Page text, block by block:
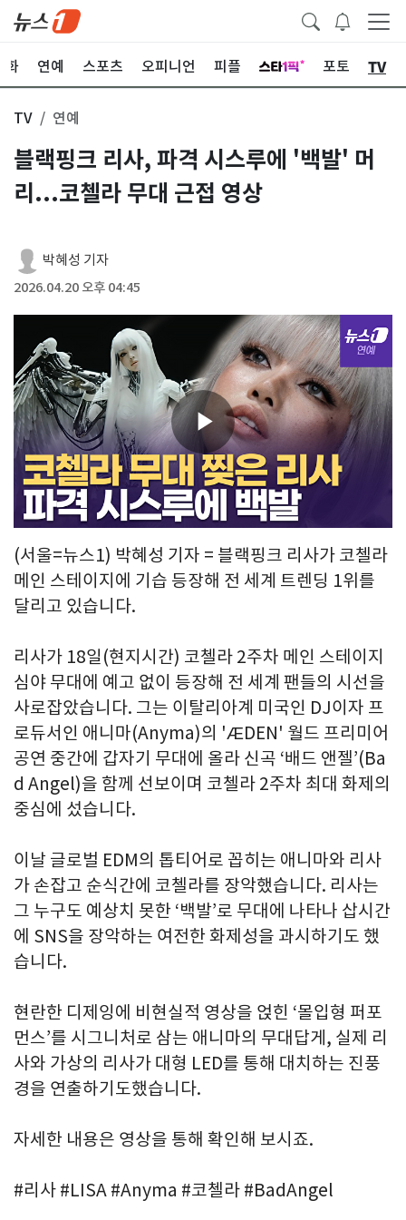
화 연예 스포츠 오피니언 피플 포토 TV
TV 연예
블랙핑크 리사, 파격 시스루에 '백발' 머
리...코첼라 무대 근접 영상
박혜성 기자
2026.04.20 오후 04:45
Play
Video
(서울=뉴스1) 박혜성 기자 = 블랙핑크 리사가 코첼라
메인 스테이지에 기습 등장해 전 세계 트렌딩 1위를
달리고 있습니다.
리사가 18일(현지시간) 코첼라 2주차 메인 스테이지
심야 무대에 예고 없이 등장해 전 세계 팬들의 시선을
사로잡았습니다. 그는 이탈리아계 미국인 DJ이자 프
로듀서인 애니마(Anyma)의 'ÆDEN' 월드 프리미어
공연 중간에 갑자기 무대에 올라 신곡 ‘배드 앤젤’(Ba
d Angel)을 함께 선보이며 코첼라 2주차 최대 화제의
중심에 섰습니다.
이날 글로벌 EDM의 톱티어로 꼽히는 애니마와 리사
가 손잡고 순식간에 코첼라를 장악했습니다. 리사는
그 누구도 예상치 못한 ‘백발’로 무대에 나타나 삽시간
에 SNS을 장악하는 여전한 화제성을 과시하기도 했
습니다.
현란한 디제잉에 비현실적 영상을 얹힌 ‘몰입형 퍼포
먼스’를 시그니처로 삼는 애니마의 무대답게, 실제 리
사와 가상의 리사가 대형 LED를 통해 대치하는 진풍
경을 연출하기도했습니다.
자세한 내용은 영상을 통해 확인해 보시죠.
#리사 #LISA #Anyma #코첼라 #BadAngel